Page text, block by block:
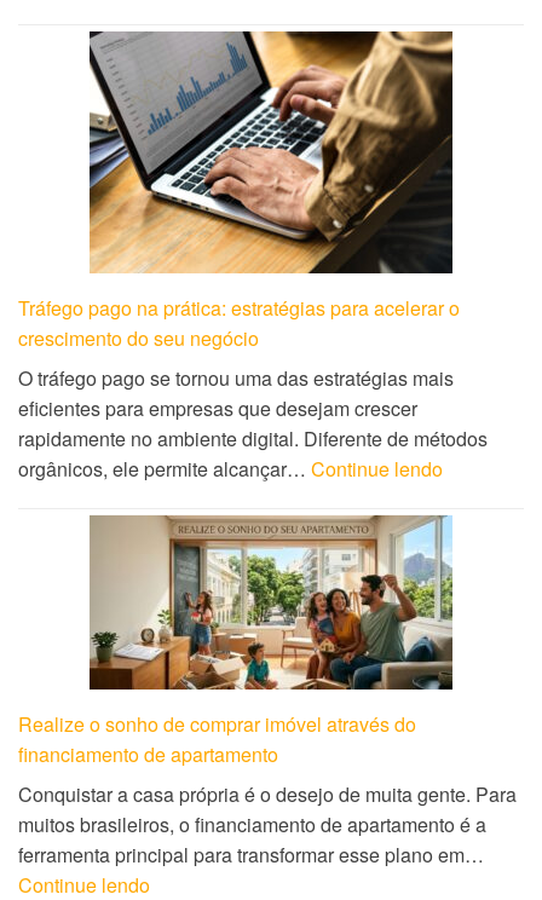
Tráfego pago na prática: estratégias para acelerar o
crescimento do seu negócio
O tráfego pago se tornou uma das estratégias mais
eficientes para empresas que desejam crescer
rapidamente no ambiente digital. Diferente de métodos
orgânicos, ele permite alcançar… Continue lendo
Realize o sonho de comprar imóvel através do
financiamento de apartamento
Conquistar a casa própria é o desejo de muita gente. Para
muitos brasileiros, o financiamento de apartamento é a
ferramenta principal para transformar esse plano em…
Continue lendo